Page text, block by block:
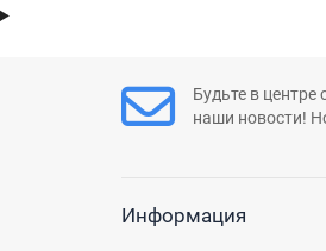
Будьте в
наши новости!
Информация